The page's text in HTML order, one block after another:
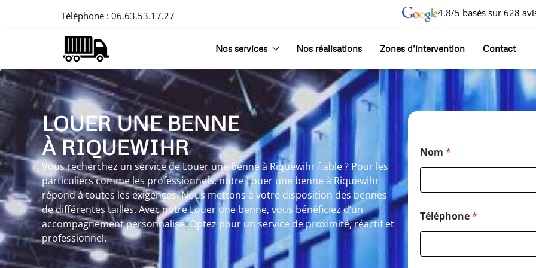
Téléphone : 06.63.53.17.27 4.8/5 basés sur 628
Nos services Nos réalisations Zones d’intervention Contact
LOUER UNE BENNE
À RIQUEWIHR
Vous recherchez un service de Louer une benne à Riquewihr fiable ? Pour les
particuliers comme les professionnels, notre Louer une benne à Riquewihr
répond à toutes les exigences. Nous mettons à votre disposition des bennes
de différentes tailles. Avec notre Louer une benne, vous bénéficiez d’un
accompagnement personnalisé. Optez pour un service de proximité, réactif et
professionnel.
Nom *
Téléphone*